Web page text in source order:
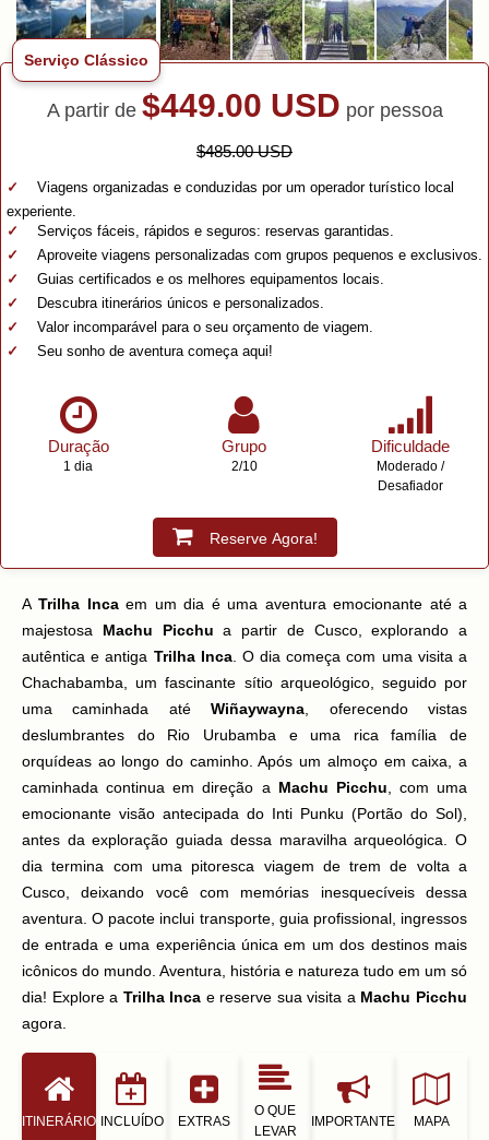
Serviço Clássico
A partir de $449.00 USD por pessoa
$485.00 USD
Viagens organizadas e conduzidas por um operador turístico local
experiente.
Serviços fáceis, rápidos e seguros: reservas garantidas.
Aproveite viagens personalizadas com grupos pequenos e exclusivos.
Guias certificados e os melhores equipamentos locais.
Descubra itinerários únicos e personalizados.
Valor incomparável para o seu orçamento de viagem.
Seu sonho de aventura começa aqui!
Duração
1 dia
Grupo
2/10
Dificuldade
Moderado /
Desafiador
Reserve Agora!
ATrilha Incaem um dia é uma aventura emocionante até a
majestosa Machu Picchu a partir de Cusco, explorando a
autêntica e antiga Trilha Inca. O dia começa com uma visita a
Chachabamba, um fascinante sítio arqueológico, seguido por
uma caminhada atéWiñaywayna , oferecendo vistas
deslumbrantes do Rio Urubamba e uma rica família de
orquídeas ao longo do caminho. Após um almoço em caixa, a
caminhada continua em direção a Machu Picchu , com uma
emocionante visão antecipada do Inti Punku (Portão do Sol),
antes da exploração guiada dessa maravilha arqueológica. O
dia termina com uma pitoresca viagem de trem de volta a
Cusco, deixando você com memórias inesquecíveis dessa
aventura. O pacote inclui transporte, guia profissional, ingressos
de entrada e uma experiência única em um dos destinos mais
icônicos do mundo. Aventura, história e natureza tudo em um só
dia! Explore a Trilha Inca e reserve sua visita a Machu Picchu
agora.
ITINERÁRIO INCLUÍDO EXTRAS
O QUE
LEVAR
IMPORTANTE MAPA